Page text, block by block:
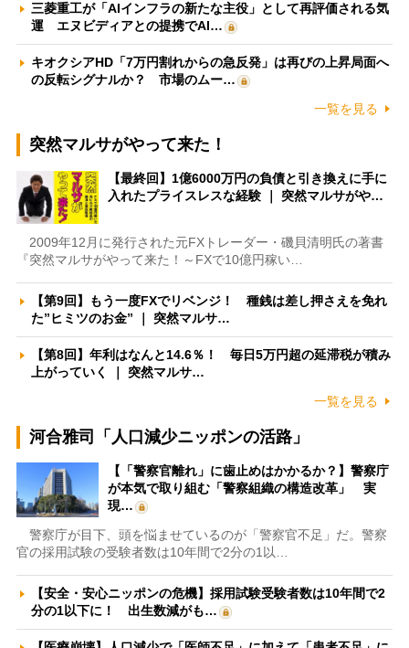
三菱重工が「AIインフラの新たな主役」として再評価される気
運 エヌビディアとの提携でAI…
キオクシアHD「7万円割れからの急反発」は再びの上昇局面へ
の反転シグナルか？ 市場のムー…
一覧を見る
突然マルサがやって来た！
【最終回】1億6000万円の負債と引き換えに手に
入れたプライスレスな経験 ｜ 突然マルサがや…
2009年12月に発行された元FXトレーダー・磯貝清明氏の著書
『突然マルサがやって来た！～FXで10億円稼い…
【第9回】もう一度FXでリベンジ！ 種銭は差し押さえを免れ
た”ヒミツのお金” ｜ 突然マルサ…
【第8回】年利はなんと14.6％！ 毎日5万円超の延滞税が積み
上がっていく ｜ 突然マルサ…
一覧を見る
河合雅司「人口減少ニッポンの活路」
【「警察官離れ」に歯止めはかかるか？】警察庁
が本気で取り組む「警察組織の構造改革」 実
現…
警察庁が目下、頭を悩ませているのが「警察官不足」だ。警察
官の採用試験の受験者数は10年間で2分の1以…
【安全・安心ニッポンの危機】採用試験受験者数は10年間で2
分の1以下に！ 出生数減がも…